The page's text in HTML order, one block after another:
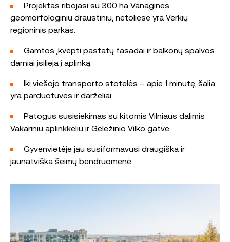
Projektas ribojasi su 300 ha Vanaginės
geomorfologiniu draustiniu, netoliese yra Verkių
regioninis parkas.
Gamtos įkvėpti pastatų fasadai ir balkonų spalvos
darniai įsilieja į aplinką.
Iki viešojo transporto stotelės – apie 1 minutę, šalia
yra parduotuvės ir darželiai.
Patogus susisiekimas su kitomis Vilniaus dalimis
Vakariniu aplinkkeliu ir Geležinio Vilko gatve.
Gyvenvietėje jau susiformavusi draugiška ir
jaunatviška šeimų bendruomenė.